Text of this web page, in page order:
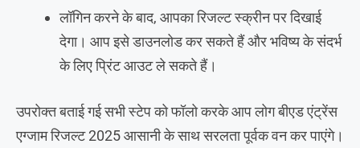
लॉगिन करने के बाद, आपका रिजल्ट स्क्रीन पर दिखाई
देगा। आप इसे डाउनलोड कर सकते हैं और भविष्य के संदर्भ
के लिए प्रिंट आउट ले सकते हैं।
उपरोक्त बताई गई सभी स्टेप को फॉलो करके आप लोग बीएड एंट्रेंस
एग्जाम रिजल्ट 2025 आसानी के साथ सरलता पूर्वक वन कर पाएंगे।